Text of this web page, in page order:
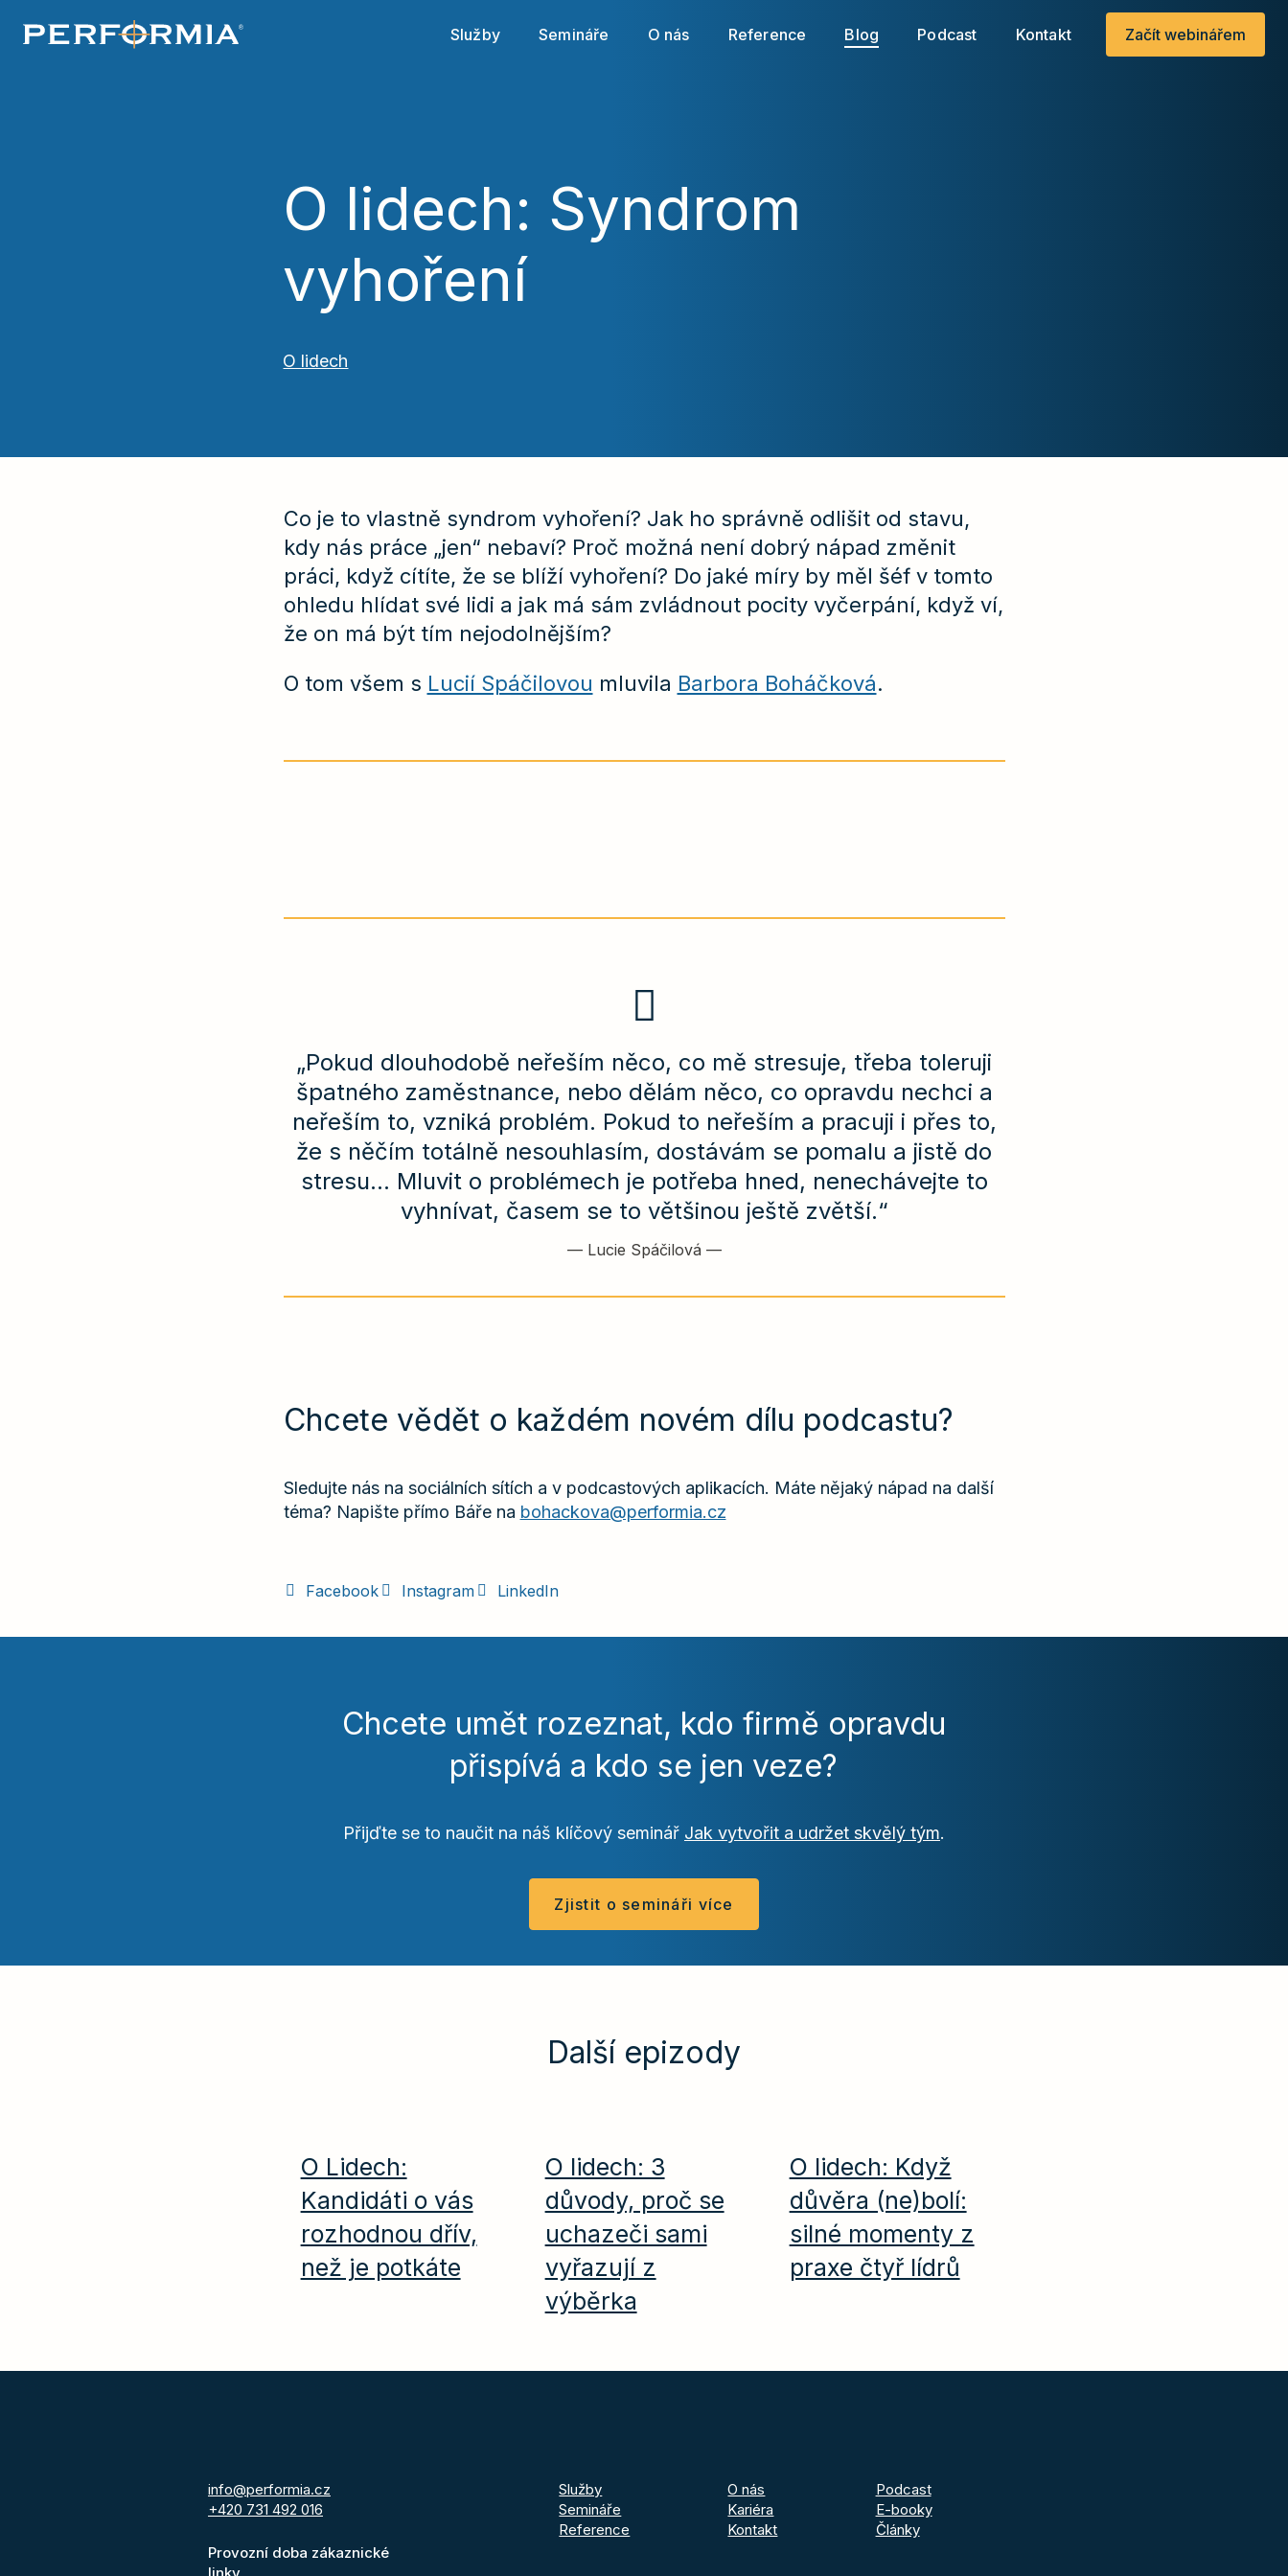
Služby Semináře O nás Reference Blog Podcast Kontakt Začít webinářem
O lidech: Syndrom
vyhoření
O lidech
Co je to vlastně syndrom vyhoření? Jak ho správně odlišit od stavu,
kdy nás práce „jen“ nebaví? Proč možná není dobrý nápad změnit
práci, když cítíte, že se blíží vyhoření? Do jaké míry by měl šéf v tomto
ohledu hlídat své lidi a jak má sám zvládnout pocity vyčerpání, když ví,
že on má být tím nejodolnějším?
O tom všem s Lucií Spáčilovou mluvila Barbora Boháčková.
„Pokud dlouhodobě neřeším něco, co mě stresuje, třeba toleruji
špatného zaměstnance, nebo dělám něco, co opravdu nechci a
neřeším to, vzniká problém. Pokud to neřeším a pracuji i přes to,
že s něčím totálně nesouhlasím, dostávám se pomalu a jistě do
stresu... Mluvit o problémech je potřeba hned, nenechávejte to
vyhnívat, časem se to většinou ještě zvětší.“
—Lucie Spáčilová —
Chcete vědět o každém novém dílu podcastu?
Sledujte nás na sociálních sítích a v podcastových aplikacích. Máte nějaký nápad na další
téma? Napište přímo Báře na bohackova@performia.cz
Facebook Instagram LinkedIn
Chcete umět rozeznat, kdo firmě opravdu
přispívá a kdo se jen veze?
Přijďte se to naučit na náš klíčový seminář Jak vytvořit a udržet skvělý tým.
Zjistit o semináři více
Další epizody
O Lidech:
Kandidáti o vás
rozhodnou dřív,
než je potkáte
O lidech: 3
důvody, proč se
uchazeči sami
vyřazují z
výběrka
O lidech: Když
důvěra (ne)bolí:
silné momenty z
praxe čtyř lídrů
info@performia.cz
+420 731 492 016
Provozní doba zákaznické
Služby
Semináře
Reference
O nás
Kariéra
Kontakt
Podcast
E-booky
Články